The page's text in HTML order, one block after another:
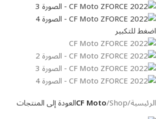
اضغط للتكبير
الرئيسية Shop
CF Motoالعودة إلى المنتجات